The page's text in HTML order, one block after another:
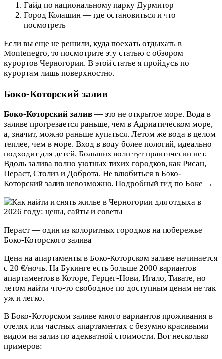
Гайд по национальному парку Дурмитор
Город Колашин — где остановиться и что
посмотреть
Если вы еще не решили, куда поехать отдыхать в
Montenegro, то посмотрите эту статью с обзором
курортов Черногории. В этой статье я пройдусь по
курортам лишь поверхностно.
Боко-Которский залив
Боко-Которский залив — это не открытое море. Вода в
заливе прогревается раньше, чем в Адриатическом море,
а, значит, можно раньше купаться. Летом же вода в целом
теплее, чем в море. Вход в воду более пологий, идеально
подходит для детей. Больших волн тут практически нет.
Вдоль залива полно уютных тихих городков, как Рисан,
Пераст, Столив и Доброта. Не влюбиться в Боко-
Которский залив невозможно. Подробный гид по Боке →
Пераст — один из колоритных городков на побережье
Боко-Которского залива
Цена на апартаменты в Боко-Которском заливе начинается
с 20 €/ночь. На Букинге есть больше 2000 вариантов
апартаментов в Которе, Герцег-Нови, Игало, Тивате, но
летом найти что-то свободное по доступным ценам не так
уж и легко.
В Боко-Которском заливе много вариантов проживания в
отелях или частных апартаментах с безумно красивыми
видом на залив по адекватной стоимости. Вот несколько
примеров: